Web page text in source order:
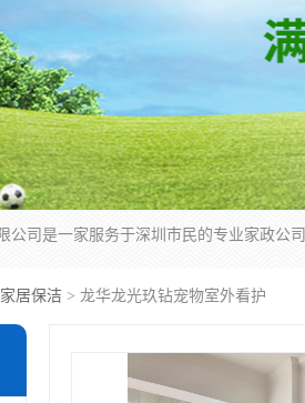
家居保洁 > 龙华龙光玖钻宠物室外看护